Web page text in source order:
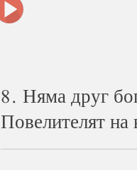
8. Няма друг
Повелителят